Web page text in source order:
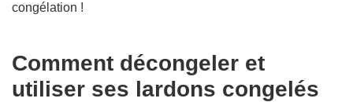
congélation !
Comment décongeler et
utiliser ses lardons congelés